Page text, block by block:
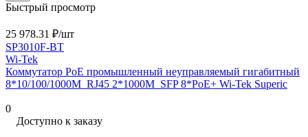
Быстрый просмотр
25 978.31 ₽/шт
SP3010F-BT
Wi-Tek
Коммутатор PoE промышленный неуправляемый гигабитный
8*10/100/1000M_RJ45 2*1000M_SFP 8*PoE+ Wi-Tek Superic
0
Доступно к заказу